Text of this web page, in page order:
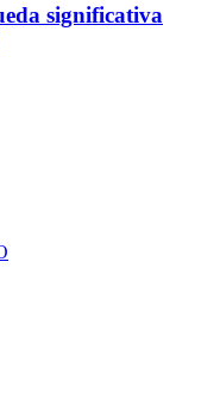
significativa